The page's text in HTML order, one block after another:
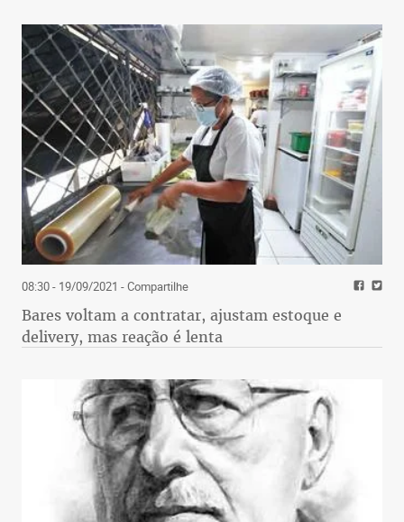
08:30 - 19/09/2021 - Compartilhe
Bares voltam a contratar, ajustam estoque e
delivery, mas reação é lenta